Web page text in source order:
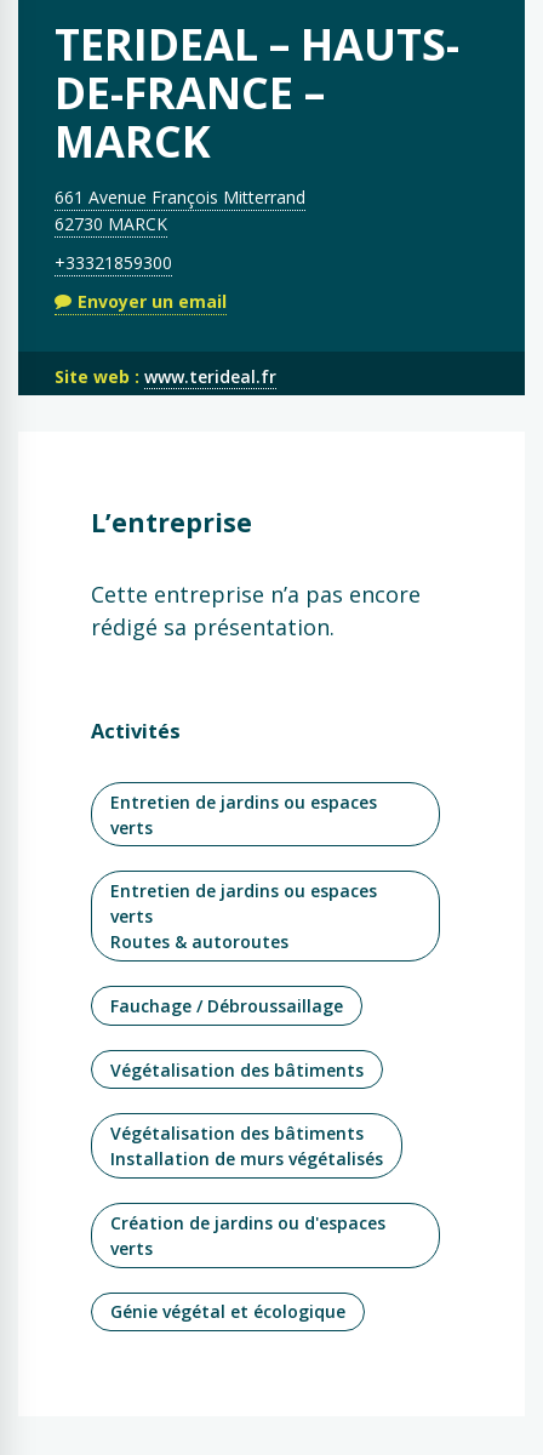
TERIDEAL – HAUTS-
DE-FRANCE –
MARCK
661 Avenue François Mitterrand
62730 MARCK
+33321859300
Envoyer un email
Site web : www.terideal.fr
L’entreprise
Cette entreprise n’a pas encore
rédigé sa présentation.
Activités
Entretien de jardins ou espaces
verts
Entretien de jardins ou espaces
verts
Routes & autoroutes
Fauchage / Débroussaillage
Végétalisation des bâtiments
Végétalisation des bâtiments
Installation de murs végétalisés
Création de jardins ou d'espaces
verts
Génie végétal et écologique